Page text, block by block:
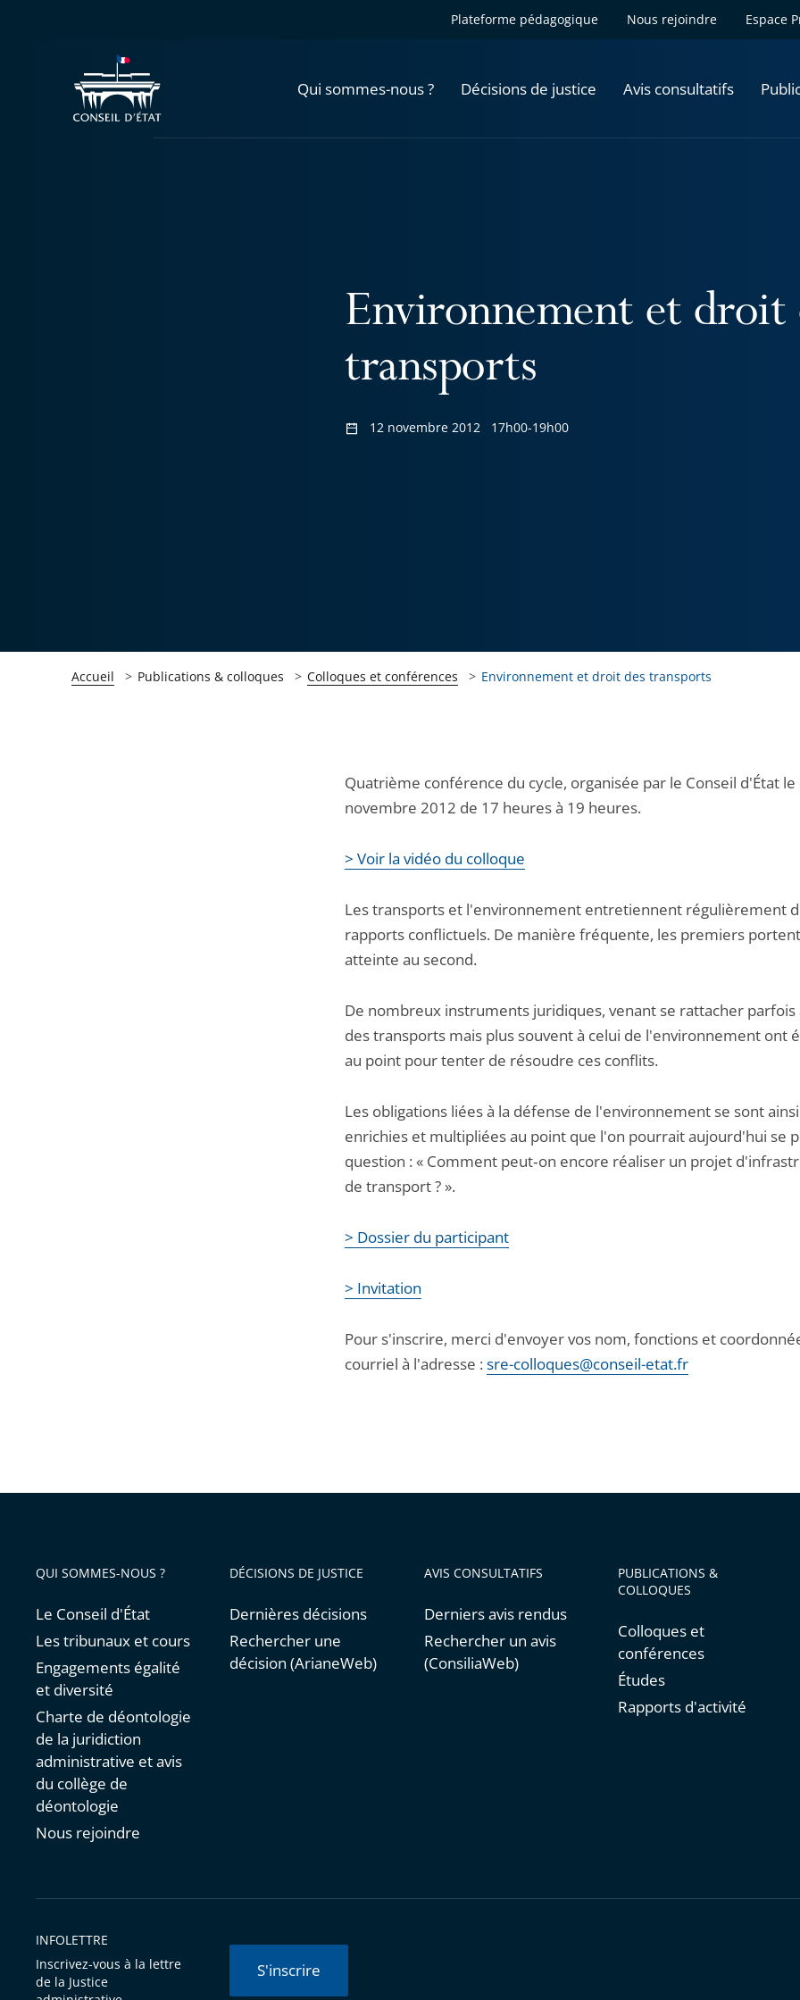
Plateforme pédagogique Nous rejoindre Espace
Qui sommes-nous ? Décisions de justice Avis consultatifs
Environnement et droit
transports
12 novembre 2012 17h00-19h00
Accueil Publications & colloques Colloques et conférences Environnement et droit des transports
Quatrième conférence du cycle, organisée par le Conseil d'État le
novembre 2012 de 17 heures à 19 heures.
> Voir la vidéo du colloque
Les transports et l'environnement entretiennent régulièrement
rapports conflictuels. De manière fréquente, les premiers portent
atteinte au second.
De nombreux instruments juridiques, venant se rattacher
des transports mais plus souvent à celui de l'environnement ont
au point pour tenter de résoudre ces conflits.
Les obligations liées à la défense de l'environnement se sont ainsi
enrichies et multipliées au point que l'on pourrait aujourd'hui se
question : « Comment peut‐on encore réaliser un projet
de transport ? ».
> Dossier du participant
> Invitation
Pour s'inscrire, merci d'envoyer vos nom, fonctions et
courriel à l'adresse : sre-colloques@conseil-etat.fr
QUI SOMMES-NOUS ?
Le Conseil d'État
Les tribunaux et cours
Engagements égalité
et diversité
Charte de déontologie
de la juridiction
administrative et avis
du collège de
déontologie
Nous rejoindre
DÉCISIONS DE JUSTICE
Dernières décisions
Rechercher une
décision (ArianeWeb)
AVIS CONSULTATIFS
Derniers avis rendus
Rechercher un avis
(ConsiliaWeb)
PUBLICATIONS &
COLLOQUES
Colloques et
conférences
Études
Rapports d'activité
INFOLETTRE
Inscrivez-vous à la lettre
de la Justice
S'inscrire